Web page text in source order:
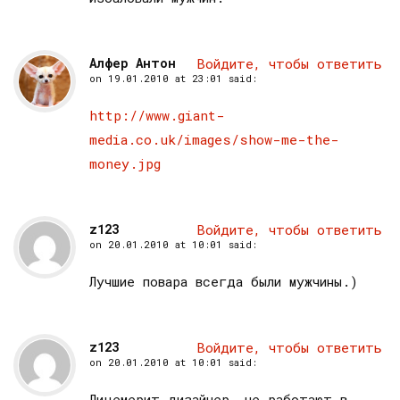
Алфер Антон
on 19.01.2010 at 23:01 said:
http://www.giant-
media.co.uk/images/show-me-the-
money.jpg
Войдите, чтобы ответить
z123
on 20.01.2010 at 10:01 said:
Лучшие повара всегда были мужчины.)
Войдите, чтобы ответить
z123
on 20.01.2010 at 10:01 said:
Войдите, чтобы ответить